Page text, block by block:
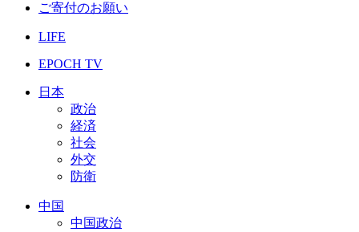
ご寄付のお願い
LIFE
EPOCH TV
日本
政治
経済
社会
外交
防衛
中国
中国政治